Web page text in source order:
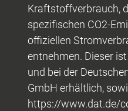
Kraftstoffverbrauch,
spezifischen CO2-
offiziellen
entnehmen. Dieser
und bei der
GmbH erhältlich,
https://www.dat.de/